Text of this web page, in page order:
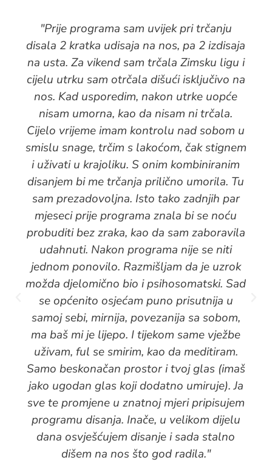
"Prije programa sam uvijek pri trčanju
disala 2 kratka udisaja na nos, pa 2 izdisaja
na usta. Za vikend sam trčala Zimsku ligu i
cijelu utrku sam otrčala dišući isključivo na
nos. Kad usporedim, nakon utrke uopće
nisam umorna, kao da nisam ni trčala.
Cijelo vrijeme imam kontrolu nad sobom u
smislu snage, trčim s lakoćom, čak stignem
i uživati u krajoliku. S onim kombiniranim
disanjem bi me trčanja prilično umorila. Tu
sam prezadovoljna. Isto tako zadnjih par
mjeseci prije programa znala bi se noću
probuditi bez zraka, kao da sam zaboravila
udahnuti. Nakon programa nije se niti
jednom ponovilo. Razmišljam da je uzrok
možda djelomično bio i psihosomatski. Sad
se općenito osjećam puno prisutnija u
samoj sebi, mirnija, povezanija sa sobom,
ma baš mi je lijepo. I tijekom same vježbe
uživam, ful se smirim, kao da meditiram.
Samo beskonačan prostor i tvoj glas (imaš
jako ugodan glas koji dodatno umiruje). Ja
sve te promjene u znatnoj mjeri pripisujem
programu disanja. Inače, u velikom dijelu
dana osvješćujem disanje i sada stalno
dišem na nos što god radila."